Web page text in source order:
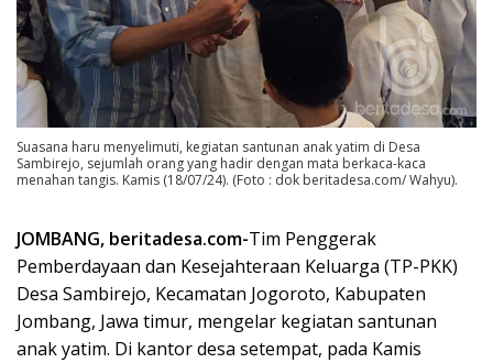
Suasana haru menyelimuti, kegiatan santunan anak yatim di Desa
Sambirejo, sejumlah orang yang hadir dengan mata berkaca-kaca
menahan tangis. Kamis (18/07/24). (Foto : dok beritadesa.com/ Wahyu).
JOMBANG, beritadesa.com-Tim Penggerak
Pemberdayaan dan Kesejahteraan Keluarga (TP-PKK)
Desa Sambirejo, Kecamatan Jogoroto, Kabupaten
Jombang, Jawa timur, mengelar kegiatan santunan
anak yatim. Di kantor desa setempat, pada Kamis